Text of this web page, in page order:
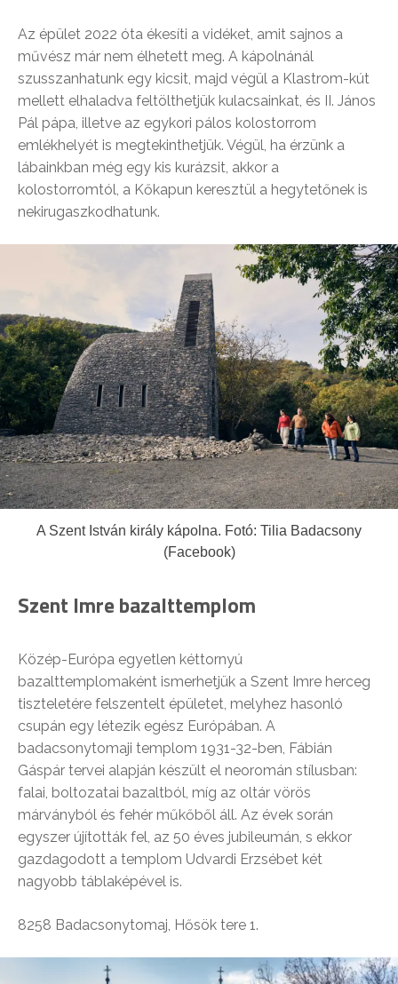
Az épület 2022 óta ékesíti a vidéket, amit sajnos a
művész már nem élhetett meg. A kápolnánál
szusszanhatunk egy kicsit, majd végül a Klastrom-kút
mellett elhaladva feltölthetjük kulacsainkat, és II. János
Pál pápa, illetve az egykori pálos kolostorrom
emlékhelyét is megtekinthetjük. Végül, ha érzünk a
lábainkban még egy kis kurázsit, akkor a
kolostorromtól, a Kőkapun keresztül a hegytetőnek is
nekirugaszkodhatunk.
A Szent István király kápolna. Fotó: Tilia Badacsony
(Facebook)
Szent Imre bazalttemplom
Közép-Európa egyetlen kéttornyú
bazalttemplomaként ismerhetjük a Szent Imre herceg
tiszteletére felszentelt épületet, melyhez hasonló
csupán egy létezik egész Európában. A
badacsonytomaji templom 1931-32-ben, Fábián
Gáspár tervei alapján készült el neoromán stílusban:
falai, boltozatai bazaltból, míg az oltár vörös
márványból és fehér műkőből áll. Az évek során
egyszer újították fel, az 50 éves jubileumán, s ekkor
gazdagodott a templom Udvardi Erzsébet két
nagyobb táblaképével is.
8258 Badacsonytomaj, Hősök tere 1.